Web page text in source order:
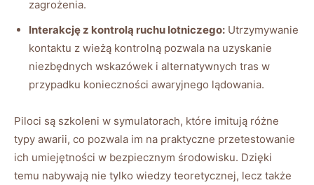
zagrożenia.
Interakcję z kontrolą ⁣ruchu lotniczego: Utrzymywanie
kontaktu z ‍wieżą kontrolną pozwala na uzyskanie⁢
niezbędnych wskazówek i alternatywnych⁤ tras w
przypadku konieczności ⁢awaryjnego lądowania.
Piloci są ⁣szkoleni w⁢ symulatorach, które imitują ‍różne
⁤typy awarii, co pozwala im na ‌praktyczne⁢ przetestowanie
‍ich ‌umiejętności ⁤w bezpiecznym środowisku. Dzięki
temu nabywają nie tylko wiedzy teoretycznej, lecz także